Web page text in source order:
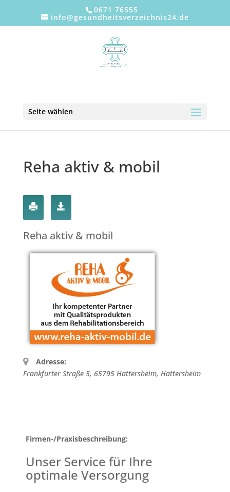
0671 76555
info@gesundheitsverzeichnis24.de
Seite wählen
Reha aktiv & mobil
Reha aktiv & mobil
Adresse:
Frankfurter Straße 5, 65795 Hattersheim, Hattersheim
Firmen-/Praxisbeschreibung:
Unser Service für Ihre
optimale Versorgung